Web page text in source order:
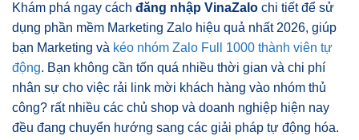
Khám phá ngay cách đăng nhập VinaZalo chi tiết để sử
dụng phần mềm Marketing Zalo hiệu quả nhất 2026, giúp
bạn Marketing và kéo nhóm Zalo Full 1000 thành viên tự
động. Bạn không cần tốn quá nhiều thời gian và chi phí
nhân sự cho việc rải link mời khách hàng vào nhóm thủ
công? rất nhiều các chủ shop và doanh nghiệp hiện nay
đều đang chuyển hướng sang các giải pháp tự động hóa.